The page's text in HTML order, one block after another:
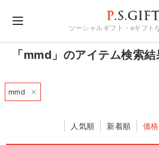
ソーシャルギフト・eギフト
「mmd」のアイテム検索結
mmd ×
人気順 新着順 価